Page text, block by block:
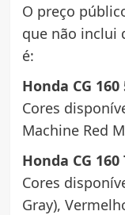
O preço
que não inclui
é:
Honda CG 160
Cores
Machine Red
Honda CG 160
Cores
Gray),